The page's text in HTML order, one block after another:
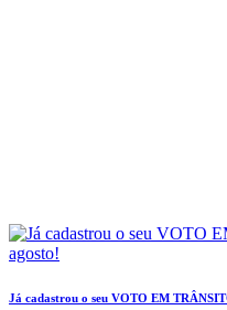
Já cadastrou o seu VOTO EM